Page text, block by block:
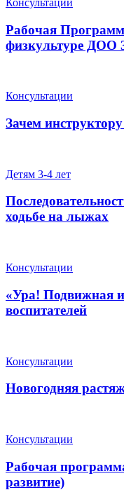
Рабочая
физкультуре ДОО
Консультации
Зачем
Детям 3-4 лет
ходьбе на лыжах
Консультации
«Ура! Подвижная
воспитателей
Консультации
Новогодняя
Консультации
Рабочая
развитие)